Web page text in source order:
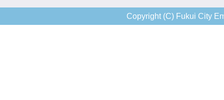
Copyright (C) Fukui City